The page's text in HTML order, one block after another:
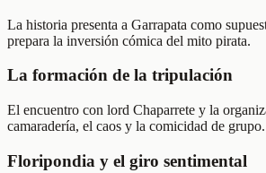
La historia presenta a Garrapata como
prepara la inversión cómica del mito pirata.
La formación de la tripulación
El encuentro con lord Chaparrete y la
camaradería, el caos y la comicidad de grupo.
Floripondia y el giro sentimental